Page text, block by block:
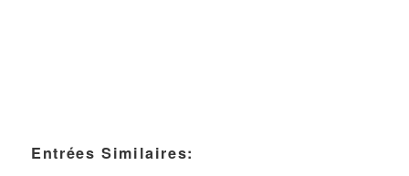
Entrées Similaires: